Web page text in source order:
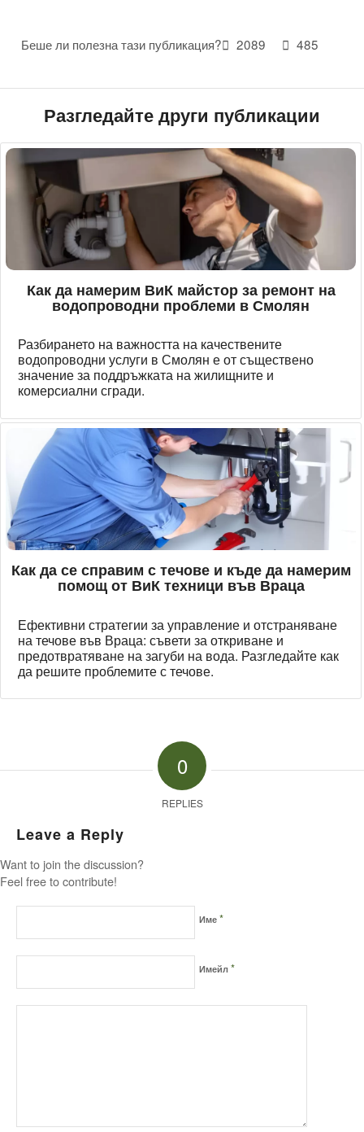
Беше ли полезна тази публикация? 2089 485
Разгледайте други публикации
Как да намерим ВиК майстор за ремонт на
водопроводни проблеми в Смолян
Разбирането на важността на качествените
водопроводни услуги в Смолян е от съществено
значение за поддръжката на жилищните и
комерсиални сгради.
Как да се справим с течове и къде да намерим
помощ от ВиК техници във Враца
Ефективни стратегии за управление и отстраняване
на течове във Враца: съвети за откриване и
предотвратяване на загуби на вода. Разгледайте как
да решите проблемите с течове.
0
REPLIES
Leave a Reply
Want to join the discussion?
Feel free to contribute!
Име *
Имейл *